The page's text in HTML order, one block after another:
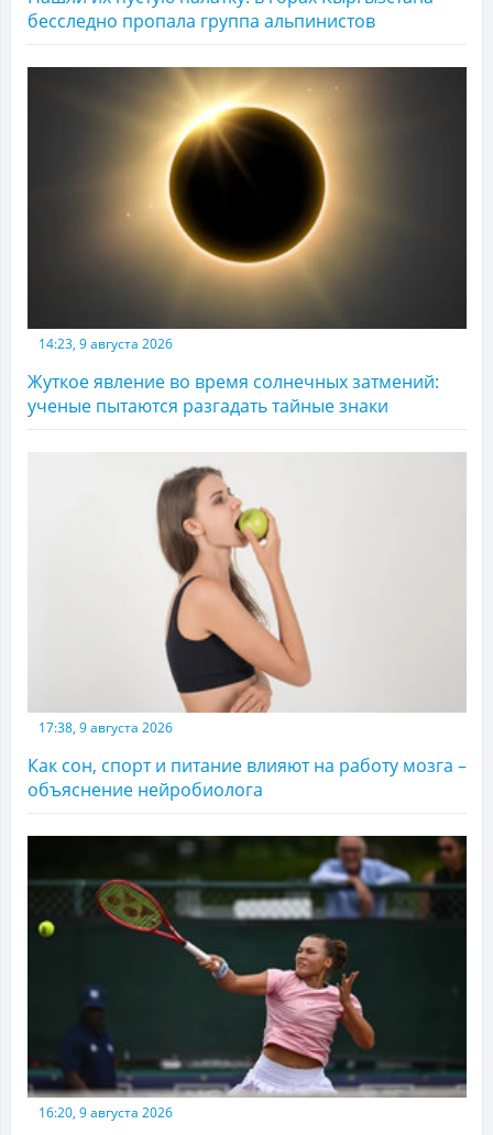
бесследно пропала группа альпинистов
14:23, 9 августа 2026
Жуткое явление во время солнечных затмений:
ученые пытаются разгадать тайные знаки
17:38, 9 августа 2026
Как сон, спорт и питание влияют на работу мозга –
объяснение нейробиолога
16:20, 9 августа 2026